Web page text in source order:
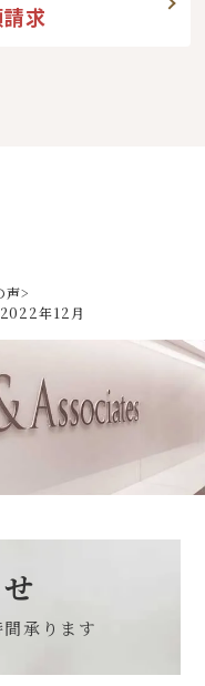
求
声>
2022年12月
承ります